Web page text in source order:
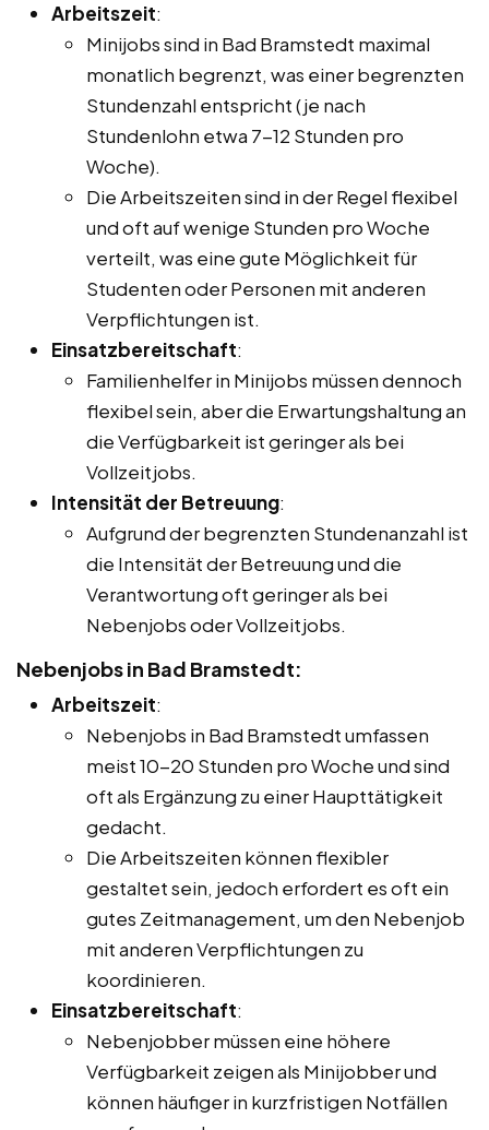
Arbeitszeit:
Minijobs sind in Bad Bramstedt maximal
monatlich begrenzt, was einer begrenzten
Stundenzahl entspricht (je nach
Stundenlohn etwa 7-12 Stunden pro
Woche).
Die Arbeitszeiten sind in der Regel flexibel
und oft auf wenige Stunden pro Woche
verteilt, was eine gute Möglichkeit für
Studenten oder Personen mit anderen
Verpflichtungen ist.
Einsatzbereitschaft:
Familienhelfer in Minijobs müssen dennoch
flexibel sein, aber die Erwartungshaltung an
die Verfügbarkeit ist geringer als bei
Vollzeitjobs.
Intensität der Betreuung:
Aufgrund der begrenzten Stundenanzahl ist
die Intensität der Betreuung und die
Verantwortung oft geringer als bei
Nebenjobs oder Vollzeitjobs.
Nebenjobs in Bad Bramstedt:
Arbeitszeit:
Nebenjobs in Bad Bramstedt umfassen
meist 10-20 Stunden pro Woche und sind
oft als Ergänzung zu einer Haupttätigkeit
gedacht.
Die Arbeitszeiten können flexibler
gestaltet sein, jedoch erfordert es oft ein
gutes Zeitmanagement, um den Nebenjob
mit anderen Verpflichtungen zu
koordinieren.
Einsatzbereitschaft:
Nebenjobber müssen eine höhere
Verfügbarkeit zeigen als Minijobber und
können häufiger in kurzfristigen Notfällen